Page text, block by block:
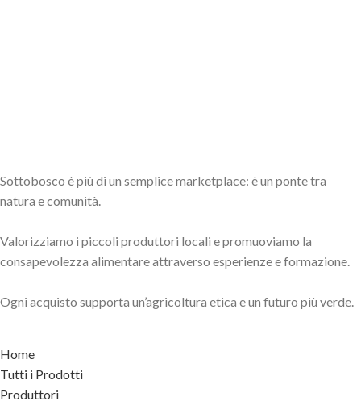
Sottobosco è più di un semplice marketplace: è un ponte tra
natura e comunità.
Valorizziamo i piccoli produttori locali e promuoviamo la
consapevolezza alimentare attraverso esperienze e formazione.
Ogni acquisto supporta un’agricoltura etica e un futuro più verde.
Home
Tutti i Prodotti
Produttori